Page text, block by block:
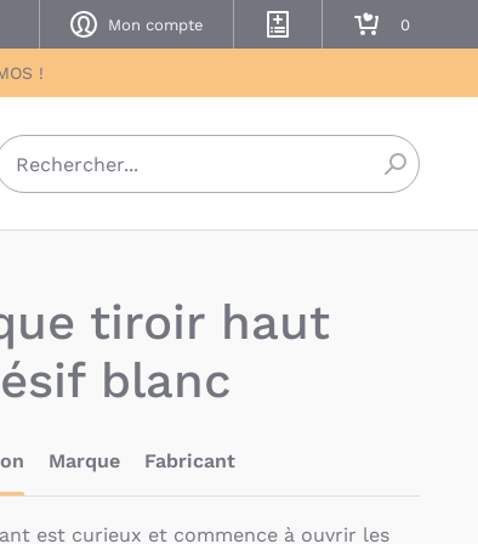
Mon compte
Mes listes de naissance
Mon panier
!
tiroir haut
blanc
Marque Fabricant
est curieux et commence à ouvrir les